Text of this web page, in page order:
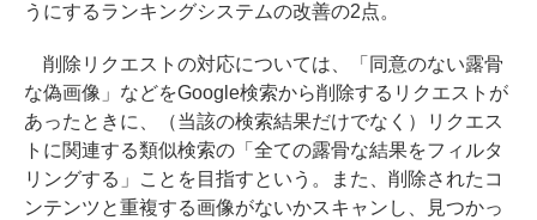
うにするランキングシステムの改善の2点。
削除リクエストの対応については、「同意のない露骨
な偽画像」などをGoogle検索から削除するリクエストが
あったときに、（当該の検索結果だけでなく）リクエス
トに関連する類似検索の「全ての露骨な結果をフィルタ
リングする」ことを目指すという。また、削除されたコ
ンテンツと重複する画像がないかスキャンし、見つかっ